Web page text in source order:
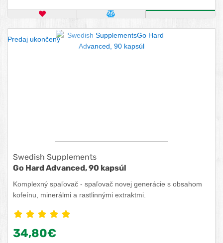
OBĽÚBENÝ PRODUKTPOROVNAŤ PRODUKTZISTITE
Predaj ukončený
Swedish Supplements
Go Hard Advanced, 90 kapsúl
Komplexný spaľovač - spaľovač novej generácie s obsahom
kofeínu, minerálmi a rastlinnými extraktmi.
34,80€